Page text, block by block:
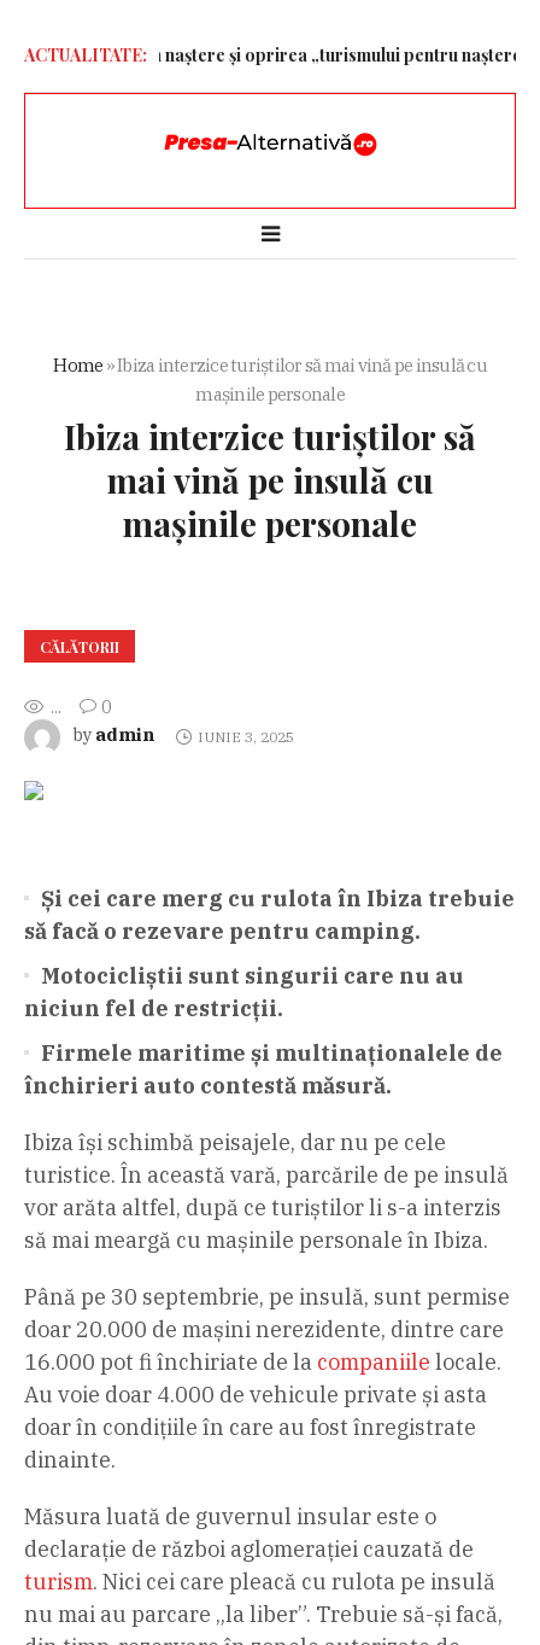
ACTUALITATE:prin naștere și oprirea „turismului pentru naștere” –
Home »Ibiza interzice turiștilor să mai vină pe insulă cu
mașinile personale
Ibiza interzice turiștilor să
mai vină pe insulă cu
mașinile personale
CĂLĂTORII
...
0
by admin IUNIE 3, 2025
Și cei care merg cu rulota în Ibiza trebuie
să facă o rezevare pentru camping.
Motocicliștii sunt singurii care nu au
niciun fel de restricții.
Firmele maritime și multinaționalele de
închirieri auto contestă măsură.
Ibiza își schimbă peisajele, dar nu pe cele
turistice. În această vară, parcările de pe insulă
vor arăta altfel, după ce turiștilor li s-a interzis
să mai meargă cu mașinile personale în Ibiza.
Până pe 30 septembrie, pe insulă, sunt permise
doar 20.000 de mașini nerezidente, dintre care
16.000 pot fi închiriate de la companiile locale.
Au voie doar 4.000 de vehicule private și asta
doar în condițiile în care au fost înregistrate
dinainte.
Măsura luată de guvernul insular este o
declarație de război aglomerației cauzată de
turism. Nici cei care pleacă cu rulota pe insulă
nu mai au parcare „la liber”. Trebuie să-și facă,